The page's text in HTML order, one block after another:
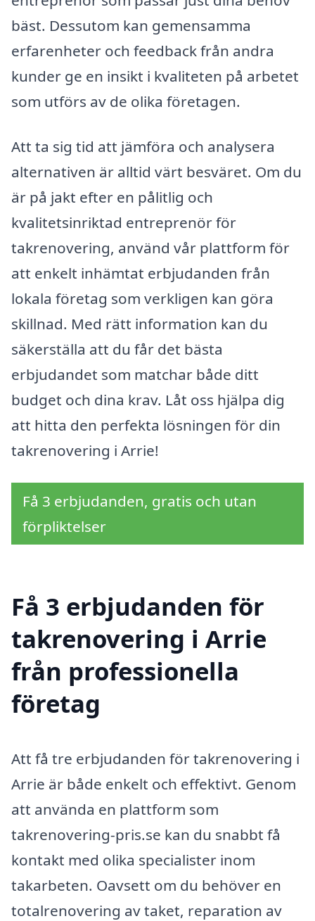
bäst. Dessutom kan gemensamma
erfarenheter och feedback från andra
kunder ge en insikt i kvaliteten på arbetet
som utförs av de olika företagen.
Att ta sig tid att jämföra och analysera
alternativen är alltid värt besväret. Om du
är på jakt efter en pålitlig och
kvalitetsinriktad entreprenör för
takrenovering, använd vår plattform för
att enkelt inhämtat erbjudanden från
lokala företag som verkligen kan göra
skillnad. Med rätt information kan du
säkerställa att du får det bästa
erbjudandet som matchar både ditt
budget och dina krav. Låt oss hjälpa dig
att hitta den perfekta lösningen för din
takrenovering i Arrie!
Få 3 erbjudanden, gratis och utan
förpliktelser
Få 3 erbjudanden för
takrenovering i Arrie
från professionella
företag
Att få tre erbjudanden för takrenovering i
Arrie är både enkelt och effektivt. Genom
att använda en plattform som
takrenovering-pris.se kan du snabbt få
kontakt med olika specialister inom
takarbeten. Oavsett om du behöver en
totalrenovering av taket, reparation av